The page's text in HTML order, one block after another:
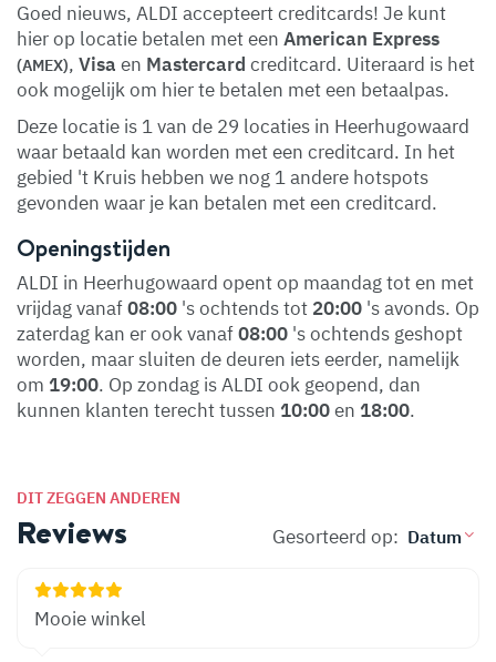
Goed nieuws, ALDI accepteert creditcards! Je kunt
hier op locatie betalen met een American Express
(AMEX), Visa en Mastercard creditcard. Uiteraard is het
ook mogelijk om hier te betalen met een betaalpas.
Deze locatie is 1 van de 29 locaties in Heerhugowaard
waar betaald kan worden met een creditcard. In het
gebied 't Kruis hebben we nog 1 andere hotspots
gevonden waar je kan betalen met een creditcard.
Openingstijden
ALDI in Heerhugowaard opent op maandag tot en met
vrijdag vanaf08:00 's ochtends tot 20:00 's avonds. Op
zaterdag kan er ook vanaf08:00 's ochtends geshopt
worden, maar sluiten de deuren iets eerder, namelijk
om 19:00. Op zondag is ALDI ook geopend, dan
kunnen klanten terecht tussen 10:00en 18:00.
DIT ZEGGEN ANDEREN
Reviews Gesorteerd op:
Mooie winkel